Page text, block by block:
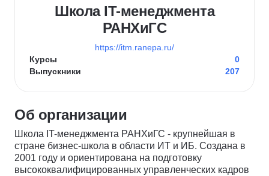
Школа IT-менеджмента
РАНХиГС
https://itm.ranepa.ru/
Курсы
0
Выпускники
207
Об организации
Школа IT-менеджмента РАНХиГС - крупнейшая в
стране бизнес-школа в области ИТ и ИБ. Создана в
2001 году и ориентирована на подготовку
высококвалифицированных управленческих кадров